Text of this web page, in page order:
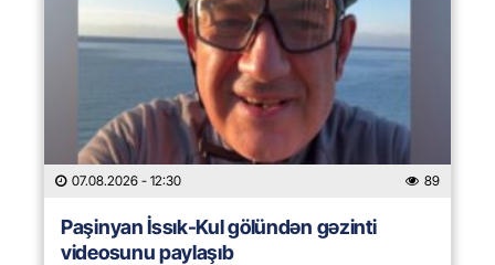
07.08.2026 - 12:30 89
Paşinyan İssık-Kul gölündən gəzinti
videosunu paylaşıb